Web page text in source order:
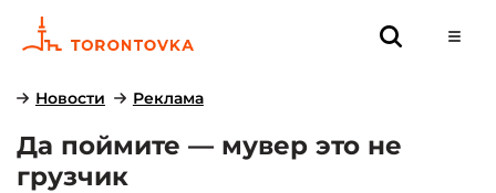
Новости Реклама
Да поймите — мувер это не
грузчик